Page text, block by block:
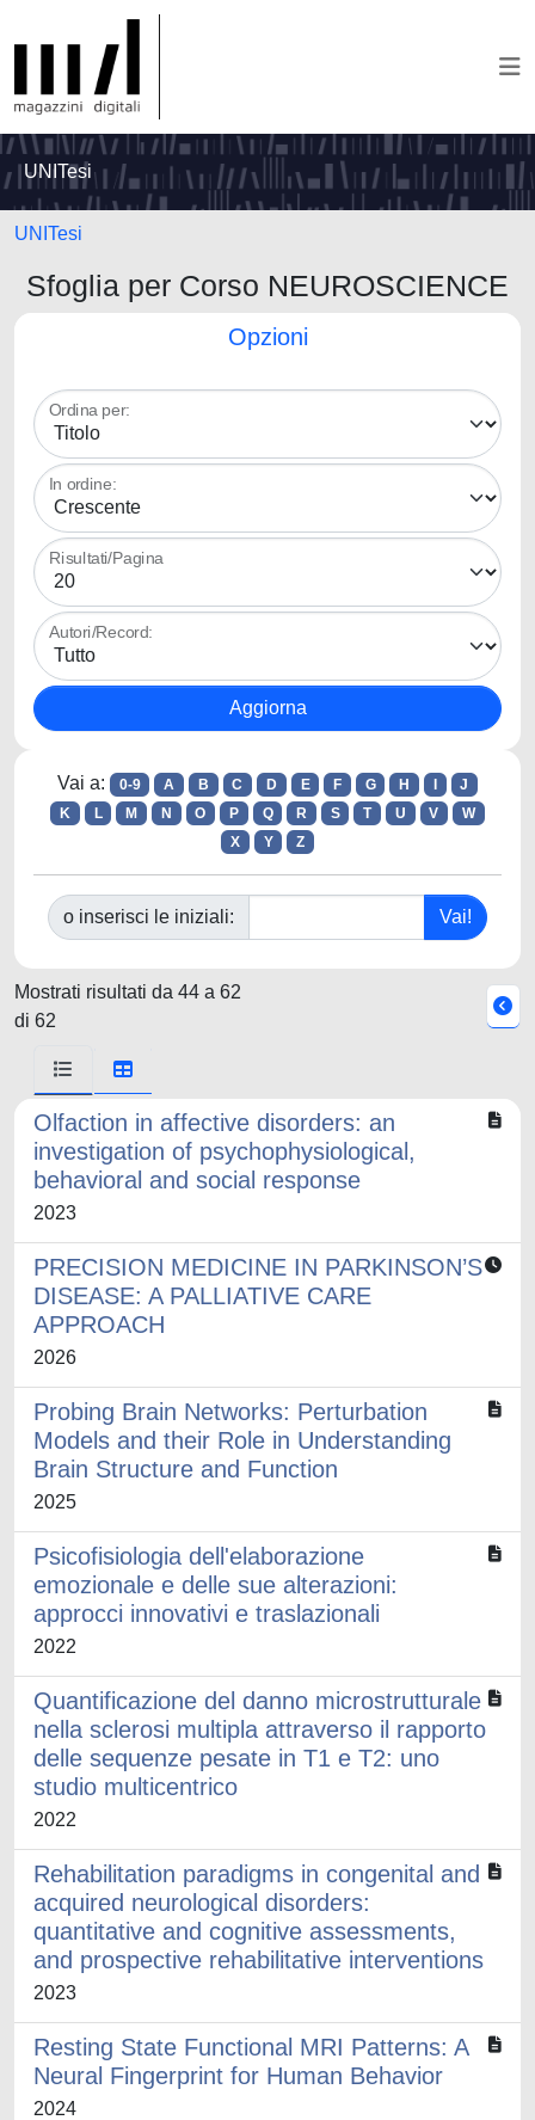
UNITesi
UNITesi
Sfoglia per Corso NEUROSCIENCE
Opzioni
Ordina per:
In ordine:
Risultati/Pagina
Autori/Record:
Vai a: 0-9 A B C D E F G H
J
K
L M N O P Q R S T U V
W
X
Y Z
o inserisci le iniziali:
Mostrati risultati da 44 a 62
di 62
Olfaction in affective disorders: an
investigation of psychophysiological,
behavioral and social response
2023
PRECISION MEDICINE IN PARKINSON’S
DISEASE: A PALLIATIVE CARE
APPROACH
2026
Probing Brain Networks: Perturbation
Models and their Role in Understanding
Brain Structure and Function
2025
Psicofisiologia dell'elaborazione
emozionale e delle sue alterazioni:
approcci innovativi e traslazionali
2022
Quantificazione del danno microstrutturale
nella sclerosi multipla attraverso il rapporto
delle sequenze pesate in T1 e T2: uno
studio multicentrico
2022
Rehabilitation paradigms in congenital and
acquired neurological disorders:
quantitative and cognitive assessments,
and prospective rehabilitative interventions
2023
Resting State Functional MRI Patterns: A
Neural Fingerprint for Human Behavior
2024